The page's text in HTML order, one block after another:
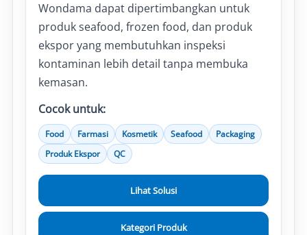
Wondama dapat dipertimbangkan untuk
produk seafood, frozen food, dan produk
ekspor yang membutuhkan inspeksi
kontaminan lebih detail tanpa membuka
kemasan.
Cocok untuk:
Food Farmasi Kosmetik Seafood
Packaging
Produk Ekspor
QC
Lihat Solusi
Kategori Produk